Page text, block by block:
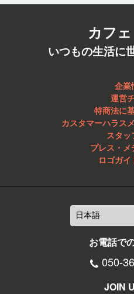
カフ
いつもの生活に
企業
運営
特商法に
カスタマーハラス
スタ
プレス・
ロゴガ
お電話で
050-
JOIN